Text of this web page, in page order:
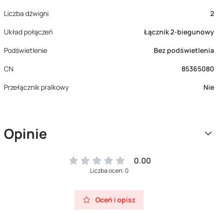
Liczba dźwigni
2
Układ połączeń
Łącznik 2-biegunowy
Podświetlenie
Bez podświetlenia
CN
85365080
Przełącznik pralkowy
Nie
Opinie
0.00
Liczba ocen: 0
Oceń i opisz